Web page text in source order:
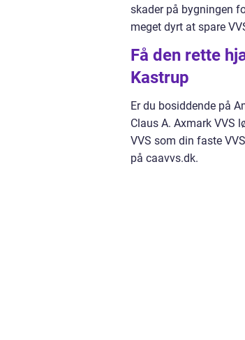
skader på bygningen
meget dyrt at spare
Få den rette
Kastrup
Er du bosiddende på
Claus A. Axmark VVS
VVS som din faste
på caavvs.dk.